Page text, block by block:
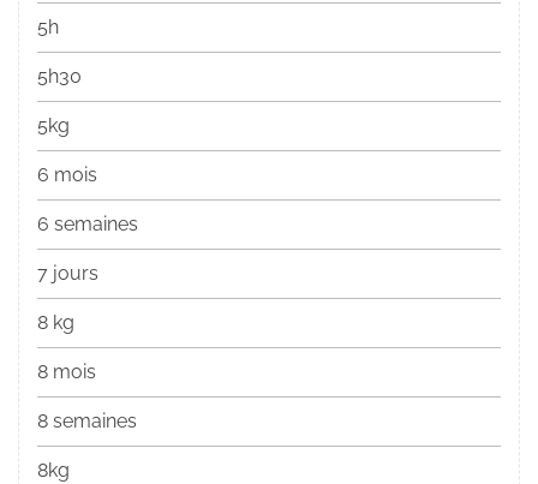
5h
5h30
5kg
6 mois
6 semaines
7 jours
8 kg
8 mois
8 semaines
8kg